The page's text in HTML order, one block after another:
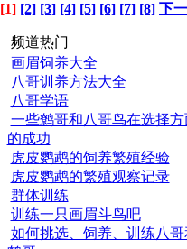
[1] [2] [3] [4] [5] [6] [7] [8] 下
频道热门
画眉饲养大全
八哥训养方法大全
八哥学语
一些鹩哥和八哥鸟在选择方
的成功
虎皮鹦鹉的饲养繁殖经验
虎皮鹦鹉的繁殖观察记录
群体训练
训练一只画眉斗鸟吧
如何挑选、饲养、训练八哥